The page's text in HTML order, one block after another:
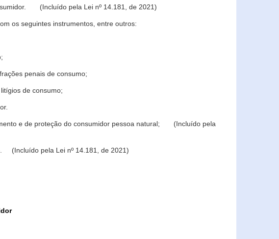
(Incluído pela Lei nº 14.181, de 2021)
os seguintes instrumentos, entre outros:
penais de consumo;
de consumo;
e de proteção do consumidor pessoa natural; (Incluído pela
(Incluído pela Lei nº 14.181, de 2021)